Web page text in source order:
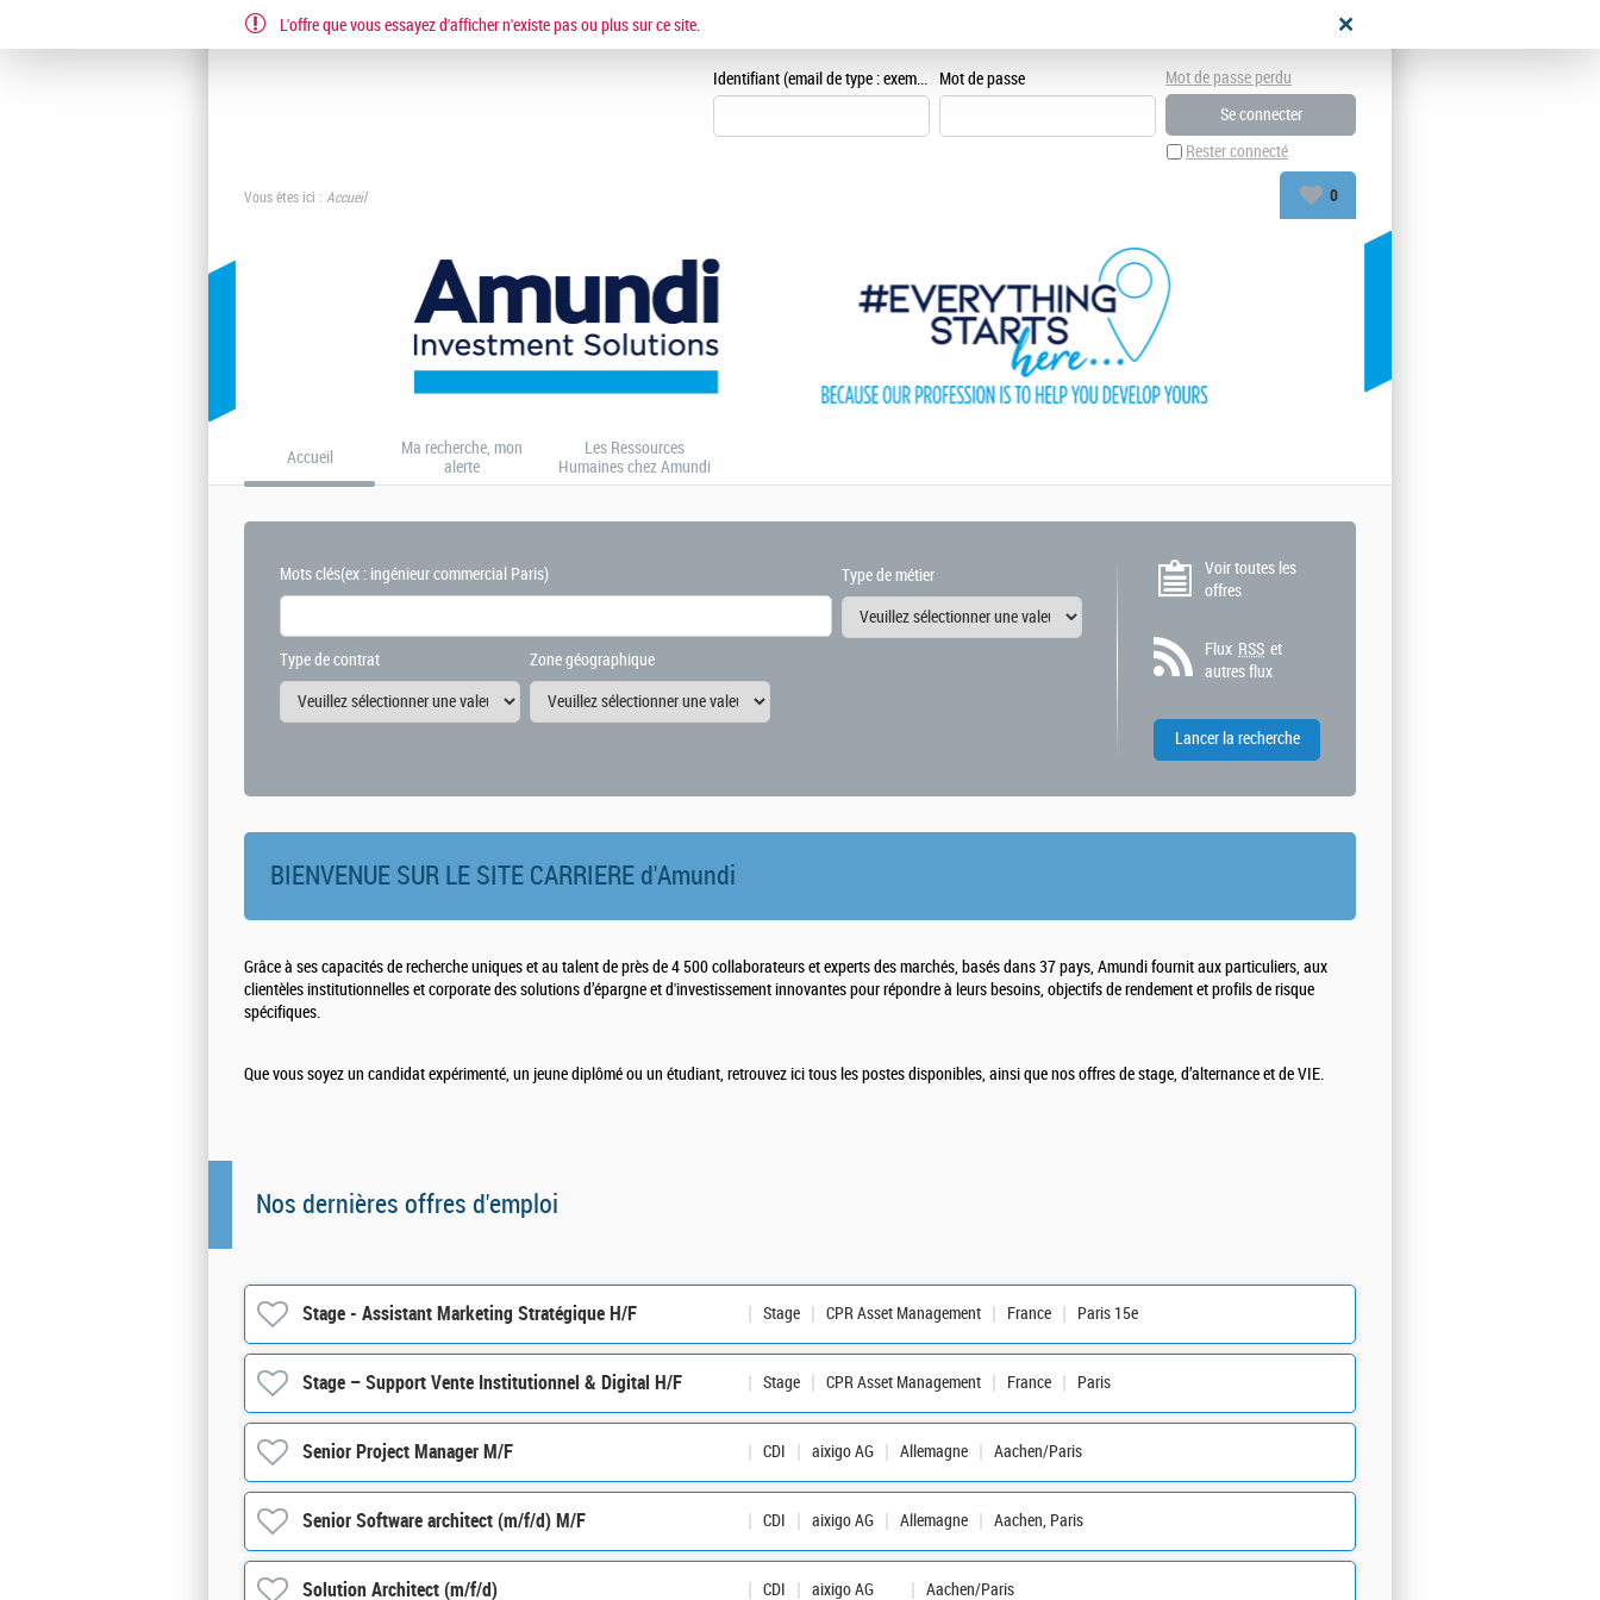
EN FR IT
Identifiant (email de type : exemple@exemple.fr) Mot de passe
Rester connecté
Mot de passe perdu
Vous êtes ici : Accueil 0
Accueil
Ma recherche, mon
alerte
Les Ressources
Humaines chez Amundi
Mots clés(ex : ingénieur commercial Paris) Type de métier
Type de contrat Zone géographique
Voir toutes les
offres
Flux RSS et
autres flux
L'offre que vous essayez d'afficher n'existe pas ou plus sur ce site.
BIENVENUE SUR LE SITE CARRIERE d'Amundi
Grâce à ses capacités de recherche uniques et au talent de près de 4 500 collaborateurs et experts des marchés, basés dans 37 pays, Amundi fournit aux particuliers, aux
clientèles institutionnelles et corporate des solutions d’épargne et d'investissement innovantes pour répondre à leurs besoins, objectifs de rendement et profils de risque
spécifiques.
Que vous soyez un candidat expérimenté, un jeune diplômé ou un étudiant, retrouvez ici tous les postes disponibles, ainsi que nos offres de stage, d’alternance et de VIE.
Nos dernières offres d'emploi
Stage - Assistant Marketing Stratégique H/F Stage CPR Asset Management France Paris 15e
Stage – Support Vente Institutionnel & Digital H/F Stage CPR Asset Management France Paris
Senior Project Manager M/F CDI aixigo AG Allemagne Aachen/Paris
Senior Software architect (m/f/d) M/F CDI aixigo AG Allemagne Aachen, Paris
Solution Architect (m/f/d) CDI aixigo AG Aachen/Paris